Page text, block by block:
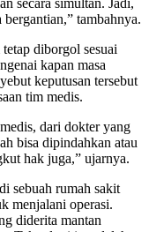
secara simultan. Jadi,
tambahnya.
diborgol sesuai
kapan masa
keputusan tersebut
tim medis.
dari dokter yang
bisa dipindahkan atau
hak juga,” ujarnya.
sebuah rumah sakit
menjalani operasi.
diderita mantan